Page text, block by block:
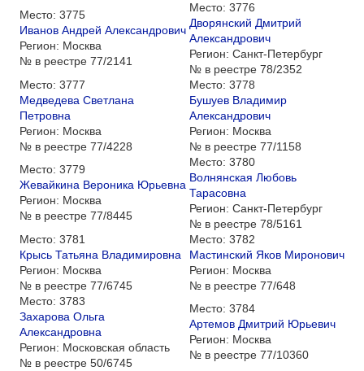
Место: 3775
Иванов Андрей Александрович
Регион: Москва
№ в реестре 77/2141
Место: 3776
Дворянский Дмитрий
Александрович
Регион: Санкт-Петербург
№ в реестре 78/2352
Место: 3777
Медведева Светлана
Петровна
Регион: Москва
№ в реестре 77/4228
Место: 3778
Бушуев Владимир
Александрович
Регион: Москва
№ в реестре 77/1158
Место: 3779
Жевайкина Вероника Юрьевна
Регион: Москва
№ в реестре 77/8445
Место: 3780
Волнянская Любовь
Тарасовна
Регион: Санкт-Петербург
№ в реестре 78/5161
Место: 3781
Крысь Татьяна Владимировна
Регион: Москва
№ в реестре 77/6745
Место: 3782
Мастинский Яков Миронович
Регион: Москва
№ в реестре 77/648
Место: 3783
Захарова Ольга
Александровна
Регион: Московская область
№ в реестре 50/6745
Место: 3784
Артемов Дмитрий Юрьевич
Регион: Москва
№ в реестре 77/10360